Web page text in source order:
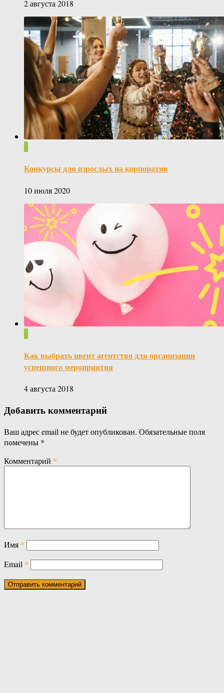
2 августа 2018
0
Конкурсы для взрослых на корпоратив
10 июля 2020
0
Как выбрать ивент агентство для организации
успешного мероприятия
4 августа 2018
Добавить комментарий
Ваш адрес email не будет опубликован. Обязательные поля
помечены *
Комментарий *
Имя *
Email *